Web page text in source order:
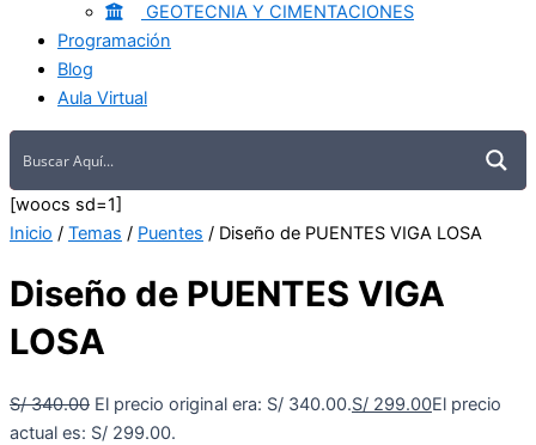
GEOTECNIA Y CIMENTACIONES
Programación
Blog
Aula Virtual
[woocs sd=1]
Inicio / Temas / Puentes / Diseño de PUENTES VIGA LOSA
Diseño de PUENTES VIGA
LOSA
S/340.00 El precio original era: S/ 340.00.S/ 299.00El precio
actual es: S/ 299.00.